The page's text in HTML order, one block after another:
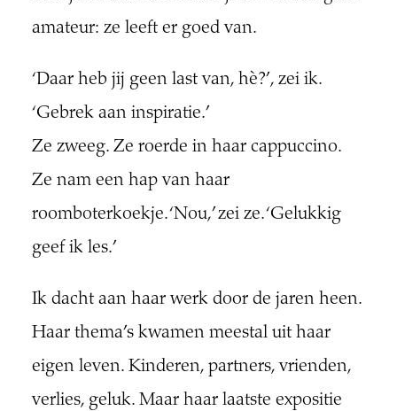
amateur: ze leeft er goed van.
‘Daar heb jij geen last van, hè?’, zei ik.
‘Gebrek aan inspiratie.’
Ze zweeg. Ze roerde in haar cappuccino.
Ze nam een hap van haar
roomboterkoekje. ‘Nou,’ zei ze. ‘Gelukkig
geef ik les.’
Ik dacht aan haar werk door de jaren heen.
Haar thema’s kwamen meestal uit haar
eigen leven. Kinderen, partners, vrienden,
verlies, geluk. Maar haar laatste expositie